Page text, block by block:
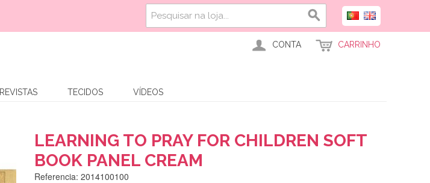
CONTA CARRINHO
REVISTAS TECIDOS VÍDEOS
LEARNING TO PRAY FOR CHILDREN SOFT
BOOK PANEL CREAM
Referencia: 2014100100